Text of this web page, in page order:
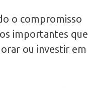
o compromisso
importantes que
ou investir em